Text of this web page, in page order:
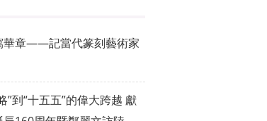
華章——記當代篆刻藝術家
”到“十五五”的偉大跨越 獻